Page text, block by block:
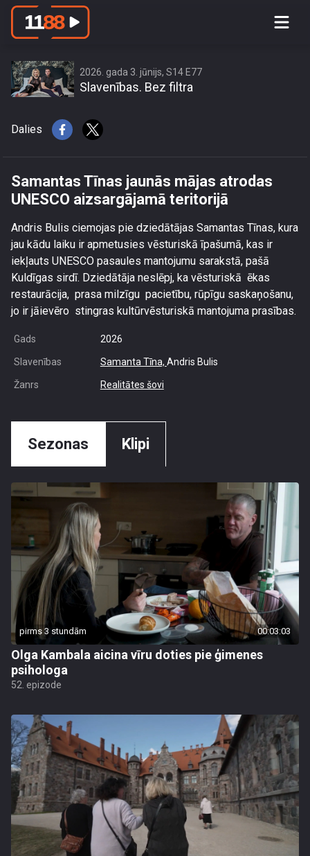
Samantas Tīnas jaunās mājas atrodas
2026. gada 3. jūnijs, S14 E77
Slavenības. Bez filtra
Dalies
Samantas Tīnas jaunās mājas atrodas
UNESCO aizsargājamā teritorijā
Andris Bulis ciemojas pie dziedātājas Samantas Tīnas, kura
jau kādu laiku ir apmetusies vēsturiskā īpašumā, kas ir
iekļauts UNESCO pasaules mantojumu sarakstā, pašā
Kuldīgas sirdī. Dziedātāja neslēpj, ka vēsturiskā ēkas
restaurācija, prasa milzīgu pacietību, rūpīgu saskaņošanu,
jo ir jāievēro stingras kultūrvēsturiskā mantojuma prasības.
Gads 2026
Slavenības Samanta Tīna, Andris Bulis
Žanrs Realitātes šovi
Sezonas Klipi
pirms 3 stundām 00:03:03
Olga Kambala aicina vīru doties pie ģimenes
psihologa
52. epizode